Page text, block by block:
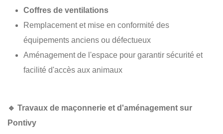
Coffres de ventilations
Remplacement et mise en conformité des
équipements anciens ou défectueux
Aménagement de l'espace pour garantir sécurité et
facilité d'accès aux animaux
🔹 Travaux de maçonnerie et d'aménagement sur
Pontivy